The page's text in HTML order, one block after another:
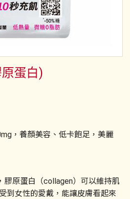
蛋白)
，養顏美容、低卡飽足，美麗
膠原蛋白（collagen）可以維持肌
到女性的愛戴，能讓皮膚看起來